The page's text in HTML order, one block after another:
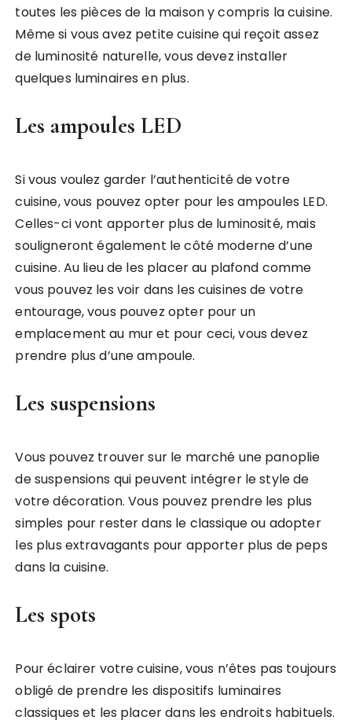
toutes les pièces de la maison y compris la cuisine.
Même si vous avez petite cuisine qui reçoit assez
de luminosité naturelle, vous devez installer
quelques luminaires en plus.
Les ampoules LED
Si vous voulez garder l’authenticité de votre
cuisine, vous pouvez opter pour les ampoules LED.
Celles-ci vont apporter plus de luminosité, mais
souligneront également le côté moderne d’une
cuisine. Au lieu de les placer au plafond comme
vous pouvez les voir dans les cuisines de votre
entourage, vous pouvez opter pour un
emplacement au mur et pour ceci, vous devez
prendre plus d’une ampoule.
Les suspensions
Vous pouvez trouver sur le marché une panoplie
de suspensions qui peuvent intégrer le style de
votre décoration. Vous pouvez prendre les plus
simples pour rester dans le classique ou adopter
les plus extravagants pour apporter plus de peps
dans la cuisine.
Les spots
Pour éclairer votre cuisine, vous n’êtes pas toujours
obligé de prendre les dispositifs luminaires
classiques et les placer dans les endroits habituels.